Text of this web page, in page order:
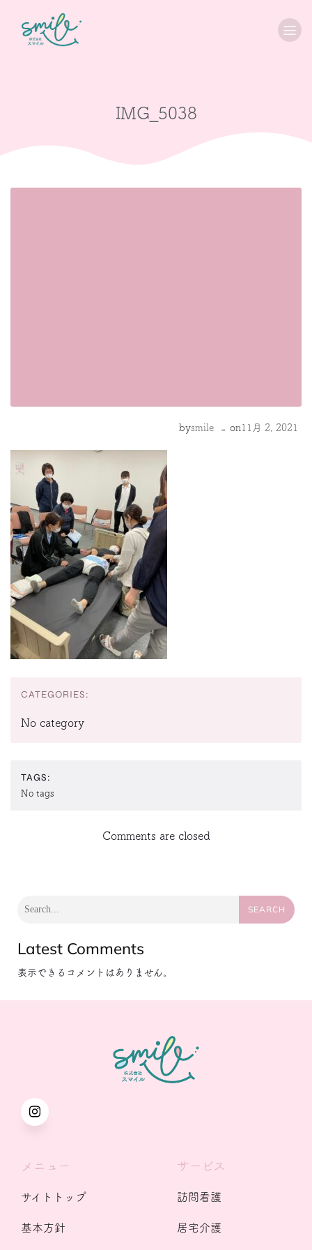
IMG_5038
bysmile - on 11月 2, 2021
CATEGORIES:
No category
TAGS:
No tags
Comments are closed
SEARCH
Latest Comments
表示できるコメントはありません。
メニュー
サイトトップ
基本方針
サービス
訪問看護
居宅介護